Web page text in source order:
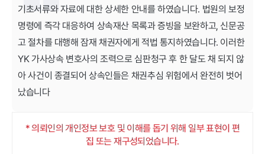
기초서류와 자료에 대한 상세한 안내를 하였습니다. 법원의 보정
명령에 즉각 대응하여 상속재산 목록과 증빙을 보완하고, 신문공
고 절차를 대행해 잠재 채권자에게 적법 통지하였습니다. 이러한
YK 가사상속 변호사의 조력으로 심판청구 후 한 달도 채 되지 않
아 사건이 종결되어 상속인들은 채권추심 위험에서 완전히 벗어
났습니다
* 의뢰인의 개인정보 보호 및 이해를 돕기 위해 일부 표현이 편
집 또는 재구성되었습니다.